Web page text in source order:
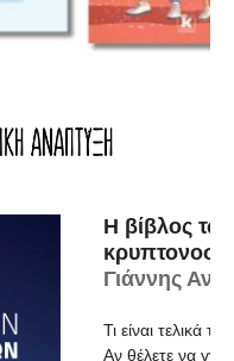
Η βίβλος
Γιάννης
Τι είναι τελικά
Αν θέλετε να